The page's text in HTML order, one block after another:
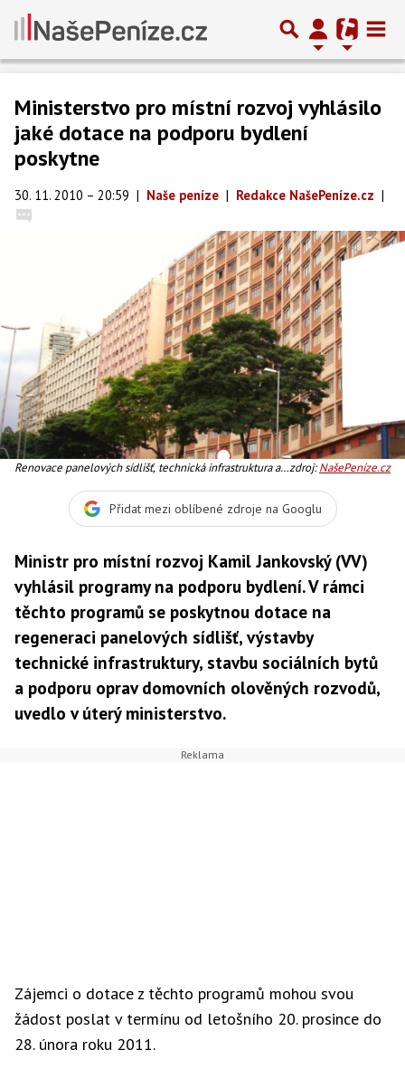
Ministerstvo pro místní rozvoj vyhlásilo
jaké dotace na podporu bydlení
poskytne
30. 11. 2010 – 20:59 | Naše peníze | Redakce NašePeníze.cz |
Renovace panelových sídlišť, technická infrastruktura a
rok 2011, Foto: SXC
zdroj:NašePeníze.cz
Přidat mezi oblíbené zdroje na Googlu
Ministr pro místní rozvoj Kamil Jankovský (VV)
vyhlásil programy na podporu bydlení. V rámci
těchto programů se poskytnou dotace na
regeneraci panelových sídlišť, výstavby
technické infrastruktury, stavbu sociálních bytů
a podporu oprav domovních olověných rozvodů,
uvedlo v úterý ministerstvo.
Zájemci o dotace z těchto programů mohou svou
žádost poslat v termínu od letošního 20. prosince do
28. února roku 2011.